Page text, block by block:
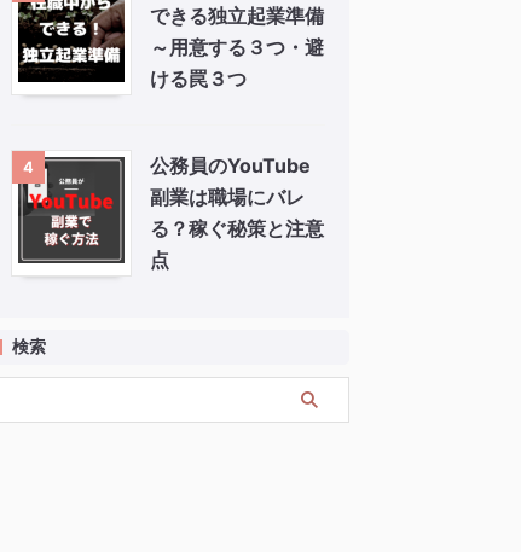
できる独立起業準備
～用意する３つ・避
ける罠３つ
4
公務員のYouTube
副業は職場にバレ
る？稼ぐ秘策と注意
点
検索